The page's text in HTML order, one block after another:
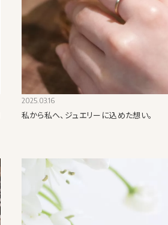
2025.03.16
私から私へ、ジュエリーに込めた想い。